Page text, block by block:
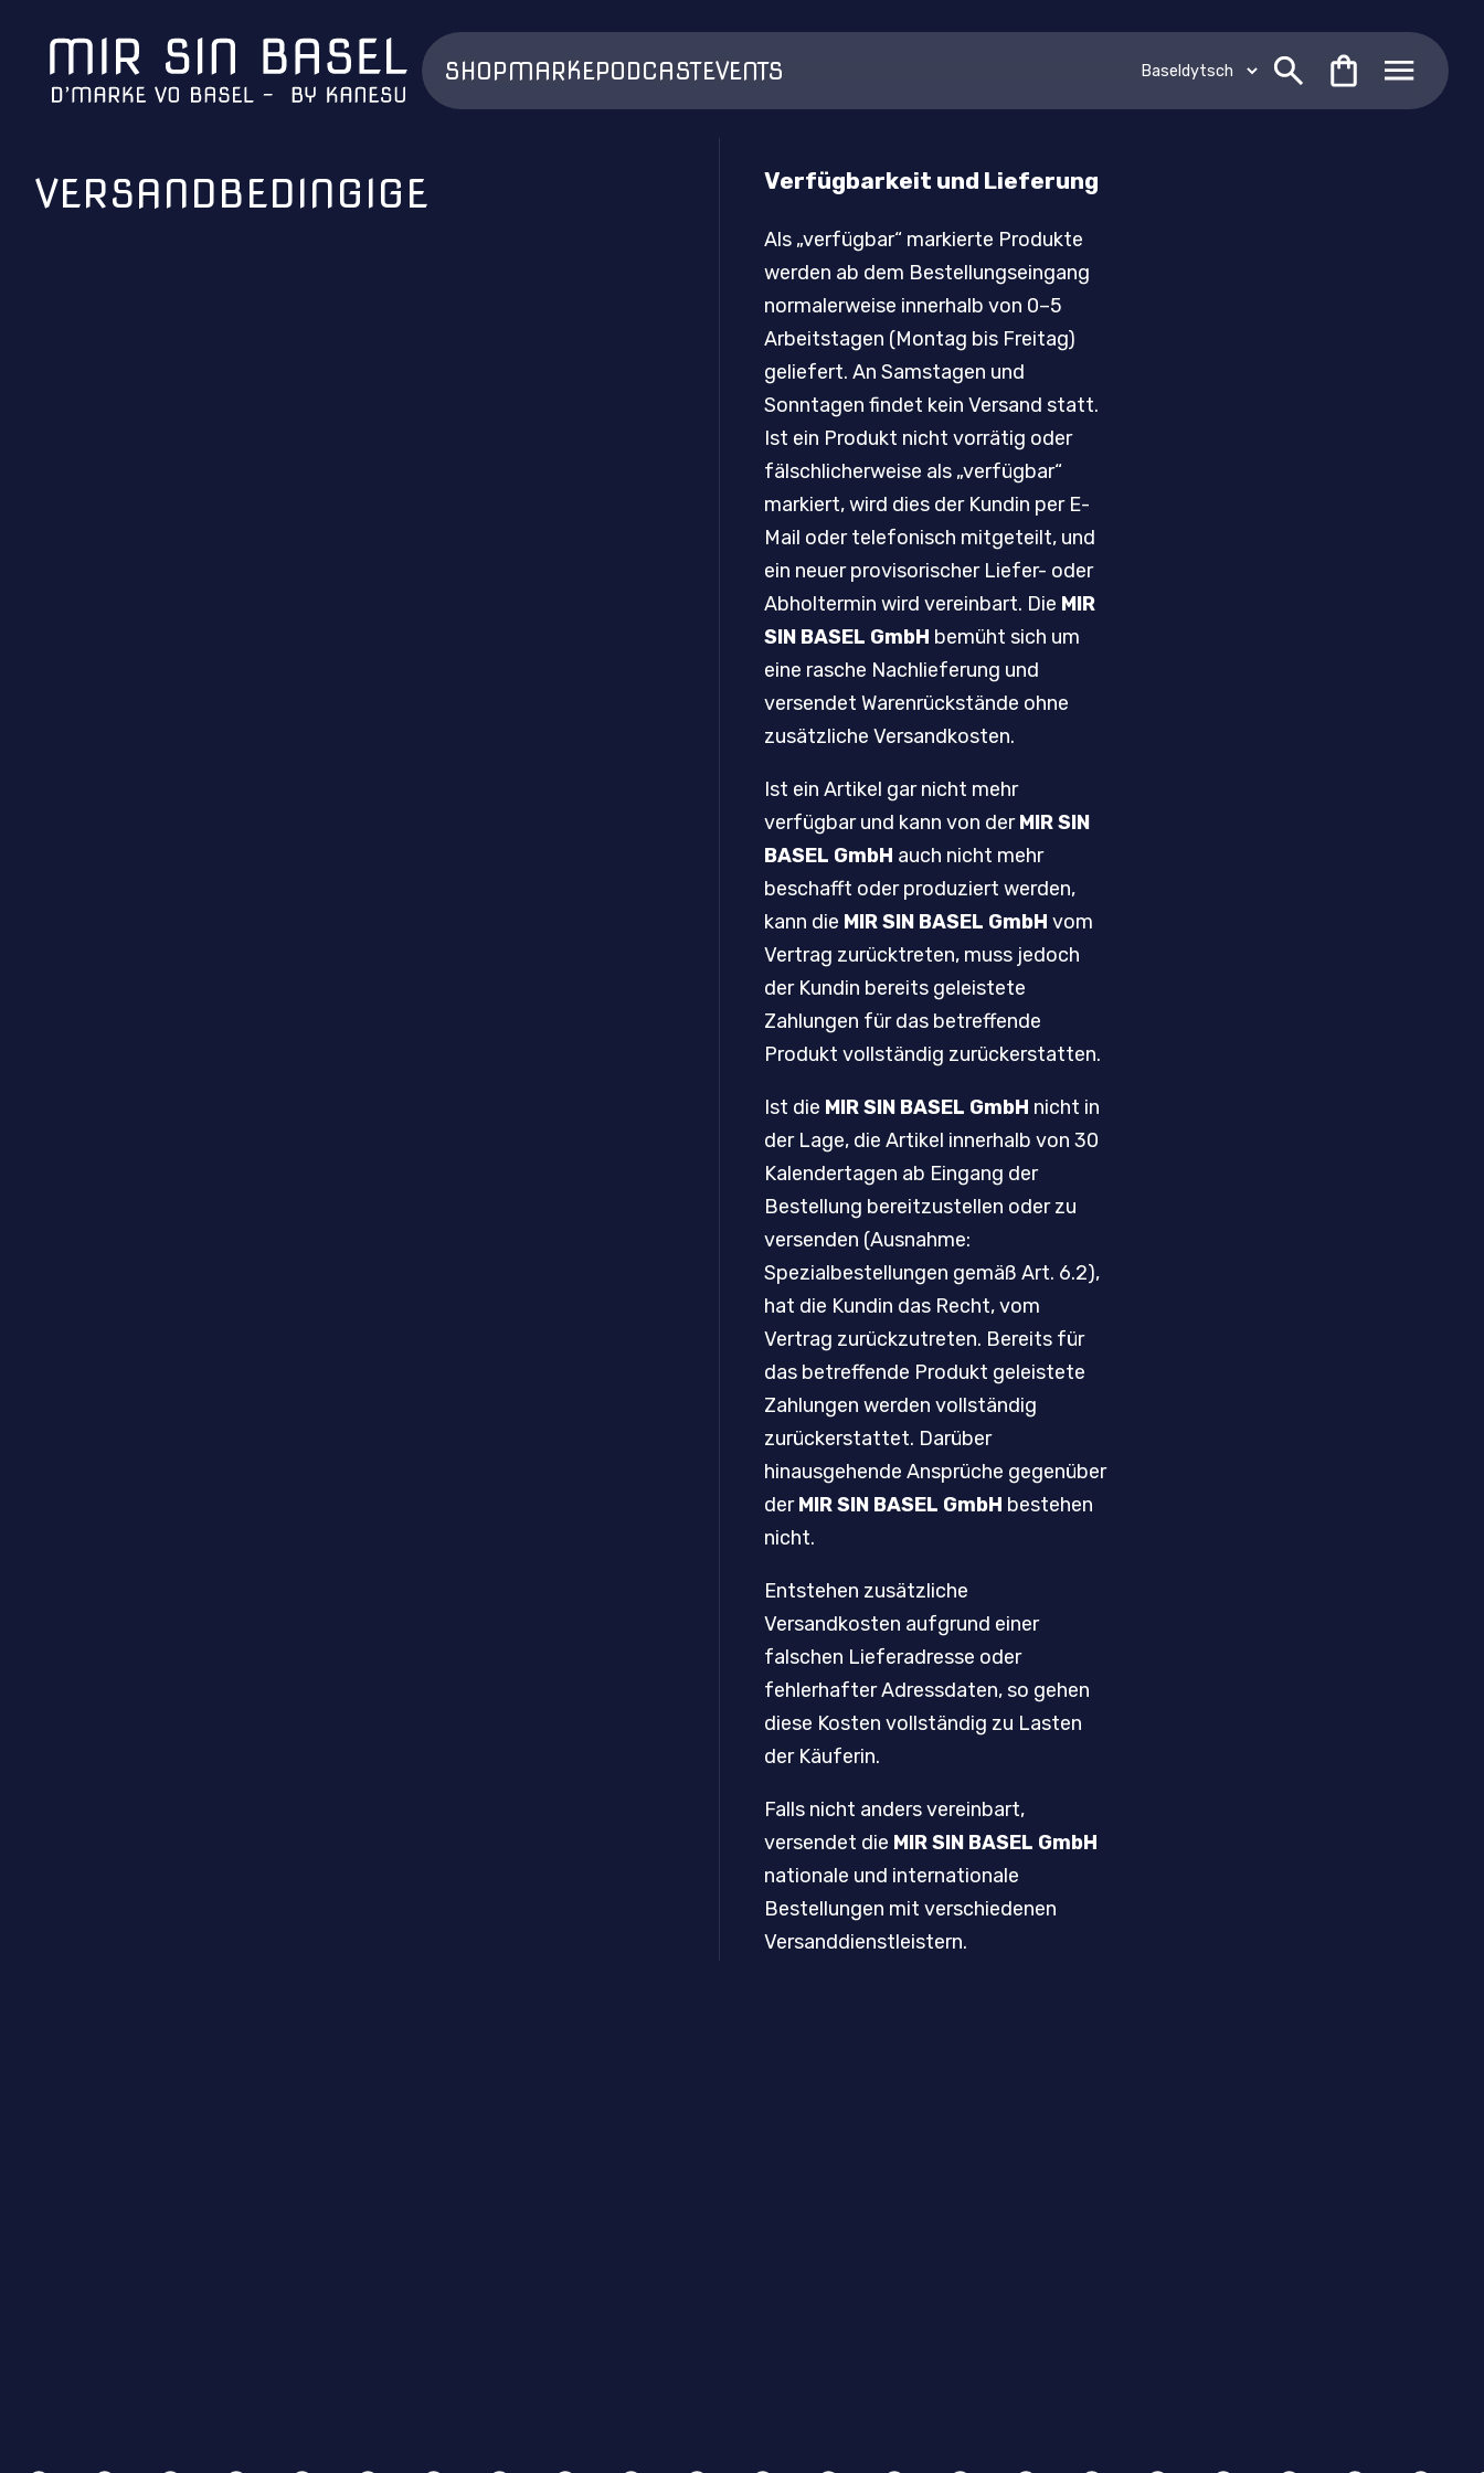
SHOPMARKEPODCASTEVENTS
VERSANDBEDINGIGE Verfügbarkeit und Lieferung
Als „verfügbar“ markierte Produkte
werden ab dem Bestellungseingang
normalerweise innerhalb von 0–5
Arbeitstagen (Montag bis Freitag)
geliefert. An Samstagen und
Sonntagen findet kein Versand statt.
Ist ein Produkt nicht vorrätig oder
fälschlicherweise als „verfügbar“
markiert, wird dies der Kundin per E-
Mail oder telefonisch mitgeteilt, und
ein neuer provisorischer Liefer- oder
Abholtermin wird vereinbart. Die MIR
SIN BASEL GmbH bemüht sich um
eine rasche Nachlieferung und
versendet Warenrückstände ohne
zusätzliche Versandkosten.
Ist ein Artikel gar nicht mehr
verfügbar und kann von derMIR SIN
BASEL GmbH auch nicht mehr
beschafft oder produziert werden,
kann die MIR SIN BASEL GmbH vom
Vertrag zurücktreten, muss jedoch
der Kundin bereits geleistete
Zahlungen für das betreffende
Produkt vollständig zurückerstatten.
Ist die MIR SIN BASEL GmbH nicht in
der Lage, die Artikel innerhalb von 30
Kalendertagen ab Eingang der
Bestellung bereitzustellen oder zu
versenden (Ausnahme:
Spezialbestellungen gemäß Art. 6.2),
hat die Kundin das Recht, vom
Vertrag zurückzutreten. Bereits für
das betreffende Produkt geleistete
Zahlungen werden vollständig
zurückerstattet. Darüber
hinausgehende Ansprüche gegenüber
derMIR SIN BASEL GmbH bestehen
nicht.
Entstehen zusätzliche
Versandkosten aufgrund einer
falschen Lieferadresse oder
fehlerhafter Adressdaten, so gehen
diese Kosten vollständig zu Lasten
der Käuferin.
Falls nicht anders vereinbart,
versendet die MIR SIN BASEL GmbH
nationale und internationale
Bestellungen mit verschiedenen
Versanddienstleistern.